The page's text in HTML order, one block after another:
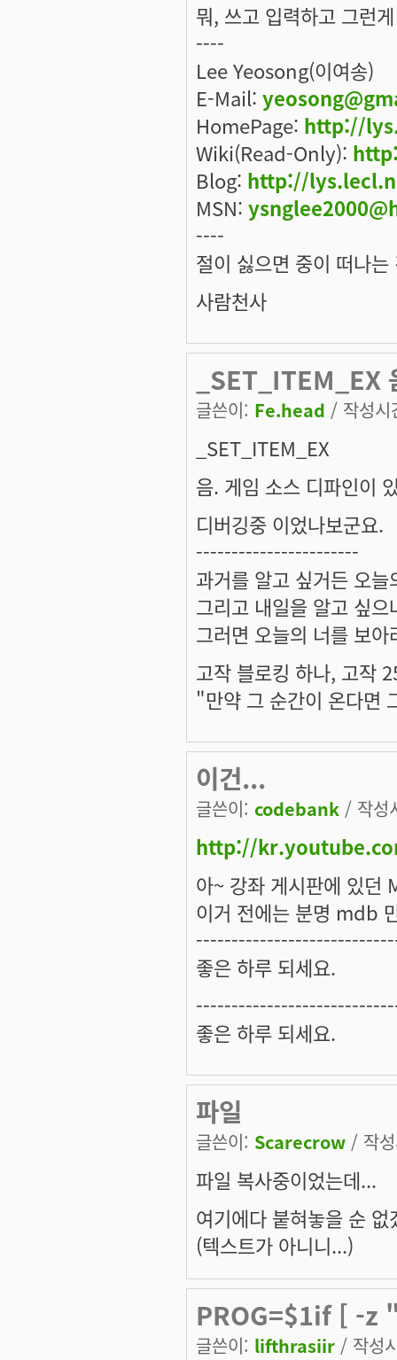
뭐, 쓰고 입력하고 그런
----
Lee Yeosong(이여송)
E-Mail:
HomePage: http://
Wiki(Read-Only):
Blog: http://
MSN:
----
절이 싫으면 중이 떠나
사람천사
_SET_ITEM_EX
글쓴이: Fe.head / 작성
_SET_ITEM_EX
음. 게임 소스 디파인이
디버깅중 이었나보군요.
-----------------------
과거를 알고 싶거든 오
그리고 내일을 알고 싶으
그러면 오늘의 너를 보
고작 블로킹 하나, 고작
"만약 그 순간이 온다면
이건...
글쓴이: codebank / 작성
http://
아~ 강좌 게시판에 있
이거 전에는 분명 mdb
좋은 하루 되세요.
좋은 하루 되세요.
파일
글쓴이: Scarecrow / 작
파일 복사중이었는데...
여기에다 붙혀놓을 순 없
(텍스트가 아니니...)
PROG=$1if [ -z
글쓴이: lifthrasiir / 작성